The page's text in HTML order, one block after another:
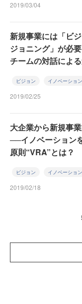
2019/03/04
新規事業には「ビ
ジョニング」が必
チームの対話によ
ビジョン イノベーション
2019/02/25
大企業から新規事
──イノベーション
原則“VRA”とは？
ビジョン イノベーション
2019/02/18